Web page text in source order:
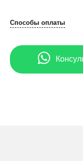
Способы оплаты